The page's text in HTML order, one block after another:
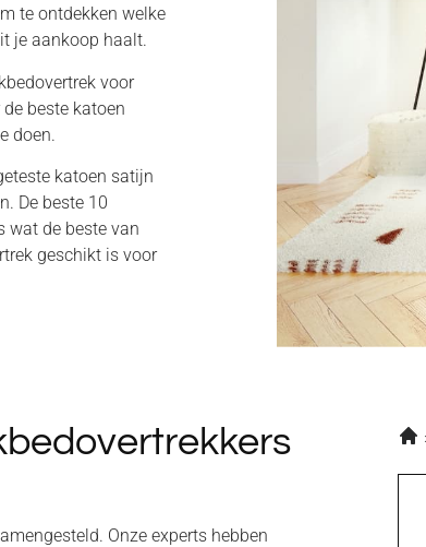
te ontdekken welke
je aankoop haalt.
voor
beste katoen
doen.
katoen satijn
De beste 10
wat de beste van
geschikt is voor
Onze experts hebben